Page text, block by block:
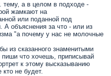
тему, а в целом в подходе -
жамкают на
или поданной под
объяснения за что - или из
"а почему у нас не молочные
из сказанного знаменитыми
что хочешь, приписывай
к этому высказыванию
кто не будет.